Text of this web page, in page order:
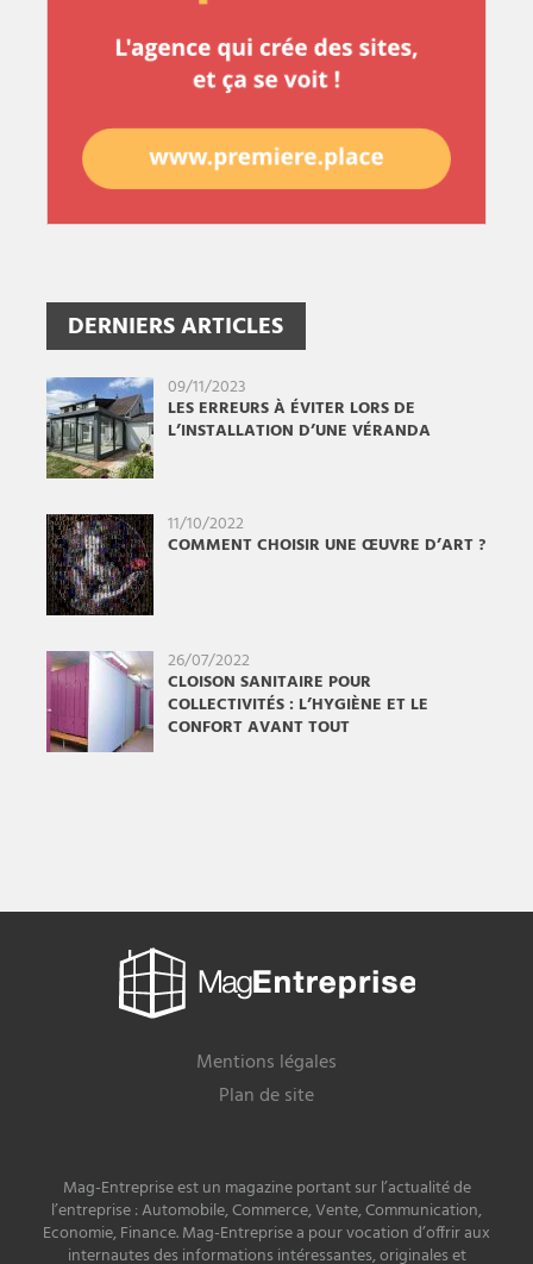
DERNIERS ARTICLES
09/11/2023
LES ERREURS À ÉVITER LORS DE
L’INSTALLATION D’UNE VÉRANDA
11/10/2022
COMMENT CHOISIR UNE ŒUVRE D’ART ?
26/07/2022
CLOISON SANITAIRE POUR
COLLECTIVITÉS : L’HYGIÈNE ET LE
CONFORT AVANT TOUT
Entreprise
Mentions légales
Plan de site
Mag-Entreprise est un magazine portant sur l’actualité de
l’entreprise : Automobile, Commerce, Vente, Communication,
Economie, Finance. Mag-Entreprise a pour vocation d’offrir aux
internautes des informations intéressantes, originales et